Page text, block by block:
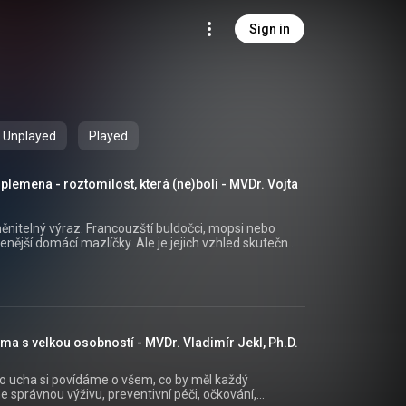
Sign in
Unplayed Played
- roztomilost, která (ne)bolí - MVDr. Vojta
výraz. Francouzští buldočci, mopsi nebo
domácí mazlíčky. Ale je jejich vzhled skutečně
očima veterinárních lékařů. Proč byla tato
Je chrápání i u psa normální? 06:42 Přehřívání
Co je to BOAS? 16:00 Anestezie u
bychom tato plemena chovat? 26:35 Omezení
cítit? ------------------------------------
👉 Sledujte nás na
s velkou osobností - MVDr. Vladimír Jekl, Ph.D.
ucha si povídáme o všem, co by měl každý
správnou výživu, preventivní péči, očkování,